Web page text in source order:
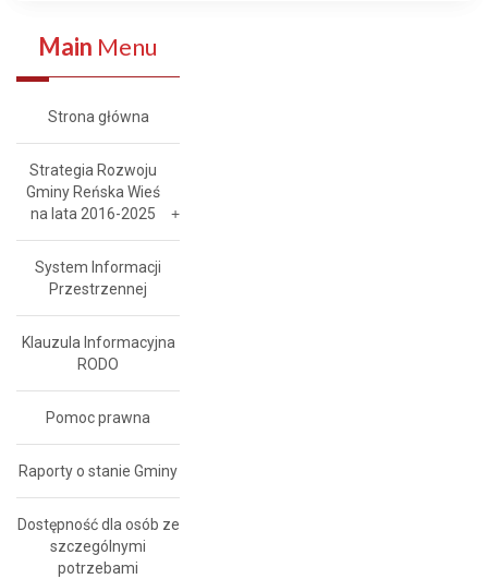
Main Menu
Strona główna
Strategia Rozwoju
Gminy Reńska Wieś
na lata 2016-2025
System Informacji
Przestrzennej
Klauzula Informacyjna
RODO
Pomoc prawna
Raporty o stanie Gminy
Dostępność dla osób ze
szczególnymi
potrzebami